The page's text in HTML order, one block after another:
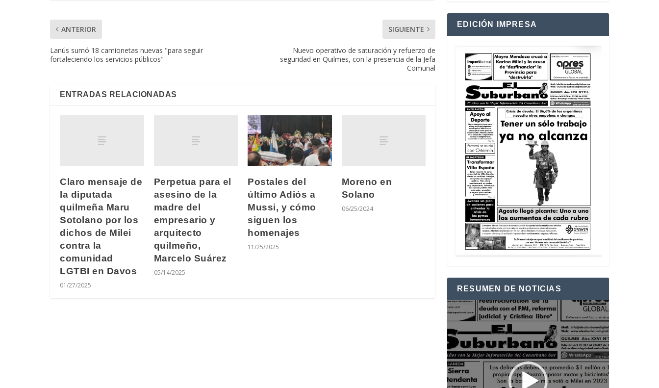
ANTERIOR
Lanús sumó 18 camionetas nuevas "para seguir
fortaleciendo los servicios públicos"
SIGUIENTE
Nuevo operativo de saturación y refuerzo de
seguridad en Quilmes, con la presencia de la Jefa
Comunal
ENTRADAS RELACIONADAS
Claro mensaje de
la diputada
quilmeña Maru
Sotolano por los
dichos de Milei
contra la
comunidad
LGTBI en Davos
01/27/2025
Perpetua para el
asesino de la
madre del
empresario y
arquitecto
quilmeño,
Marcelo Suárez
05/14/2025
Postales del
último Adiós a
Mussi, y cómo
siguen los
homenajes
11/25/2025
Moreno en
Solano
06/25/2024
EDICIÓN IMPRESA
RESUMEN DE NOTICIAS
Reproductor
de
vídeo